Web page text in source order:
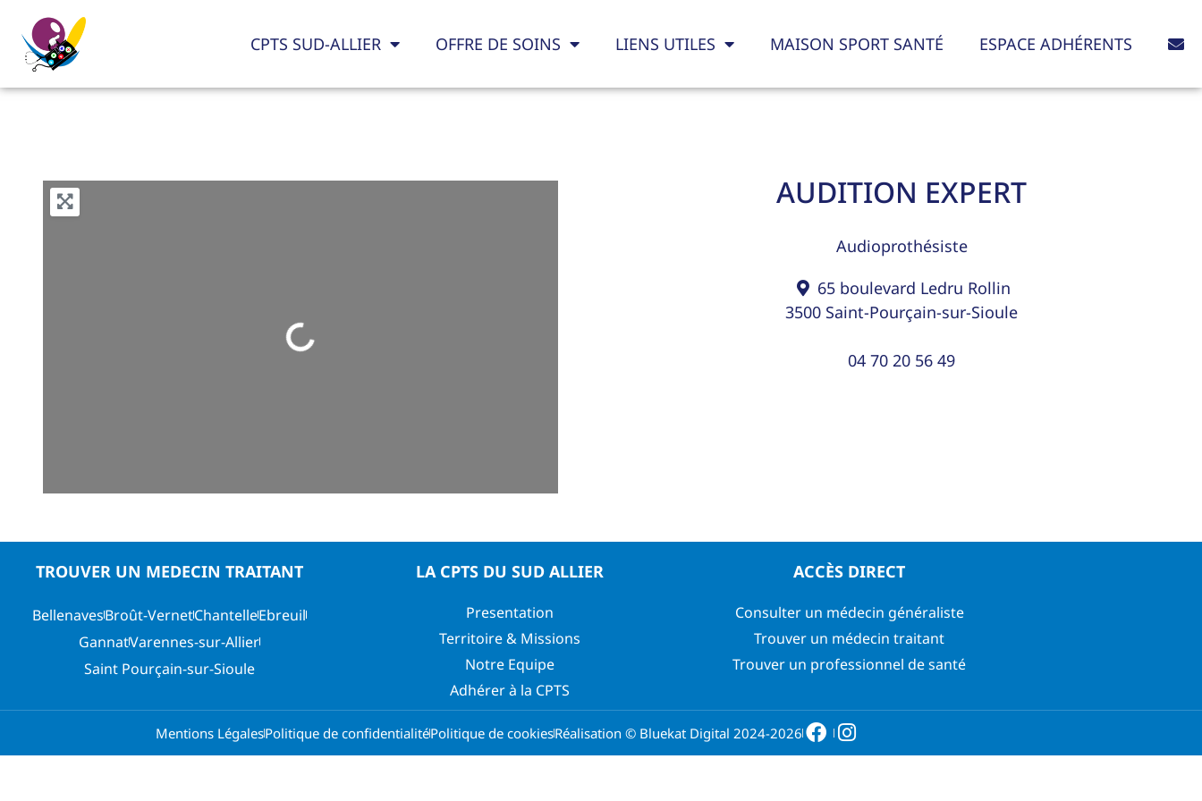
CPTS SUD-ALLIER OFFRE DE SOINS LIENS UTILES MAISON SPORT SANTÉ ESPACE ADHÉRENTS
Loading...
AUDITION EXPERT
Audioprothésiste
65 boulevard Ledru Rollin
3500 Saint-Pourçain-sur-Sioule
04 70 20 56 49
TROUVER UN MEDECIN TRAITANT
BellenavesBroût-VernetChantelleEbreuil
GannatVarennes-sur-Allier
Saint Pourçain-sur-Sioule
LA CPTS DU SUD ALLIER
Presentation
Territoire & Missions
Notre Equipe
Adhérer à la CPTS
ACCÈS DIRECT
Consulter un médecin généraliste
Trouver un médecin traitant
Trouver un professionnel de santé
Mentions LégalesPolitique de confidentialitéPolitique de cookiesRéalisation © Bluekat Digital 2024-2026